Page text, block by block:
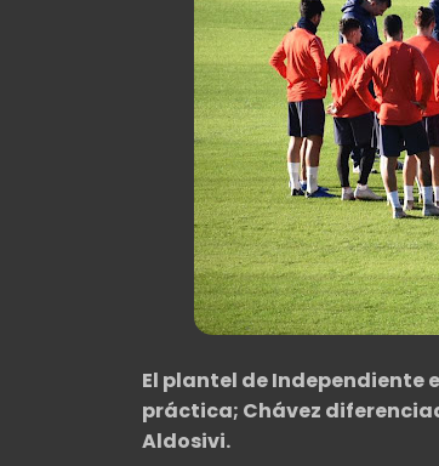
El plantel de Independiente
práctica; Chávez
Aldosivi.